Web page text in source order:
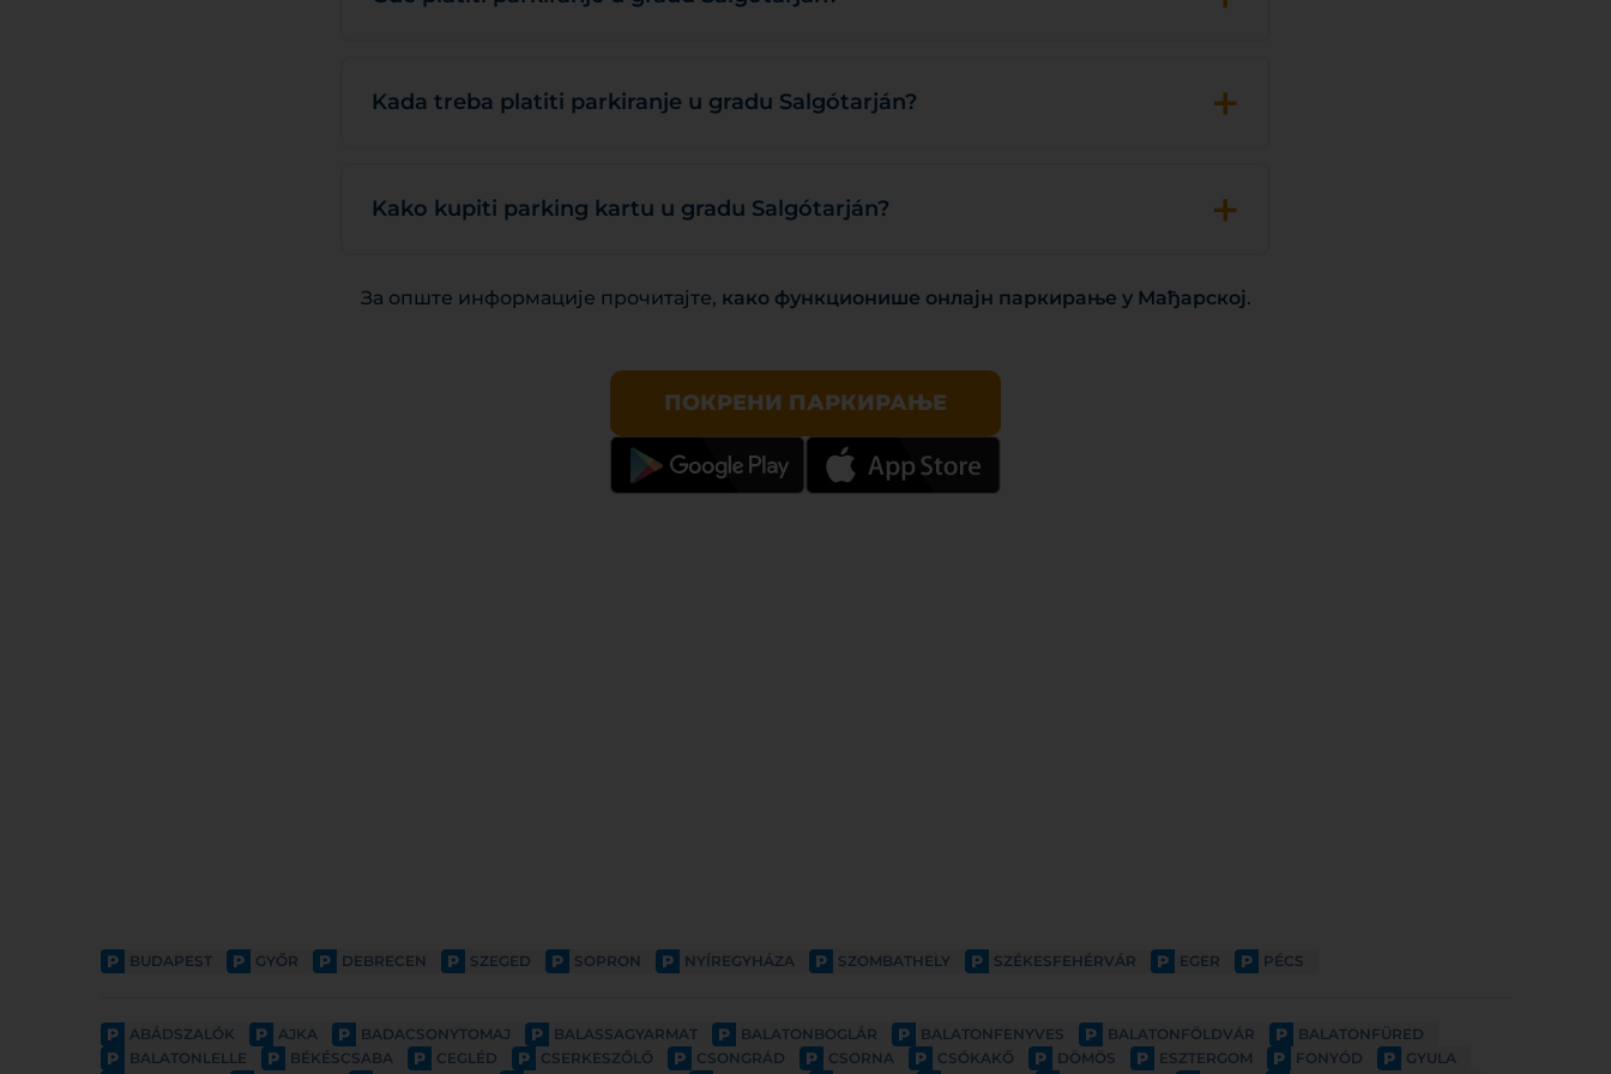
Kada treba platiti parkiranje u gradu Salgótarján? +
Kako kupiti parking kartu u gradu Salgótarján? +
За опште информације прочитајте, како функционише онлајн паркирање у Мађарској.
ПОКРЕНИ ПАРКИРАЊЕ
P BUDAPEST P GYŐR P DEBRECEN P SZEGED P SOPRON P NYÍREGYHÁZA P SZOMBATHELY P SZÉKESFEHÉRVÁR P EGER P PÉCS
P ABÁDSZALÓK P AJKA P BADACSONYTOMAJ P BALASSAGYARMAT P BALATONBOGLÁR P BALATONFENYVES P BALATONFÖLDVÁR P BALATONFÜRED
P BALATONLELLE P BÉKÉSCSABA P CEGLÉD P CSERKESZŐLŐ P CSONGRÁD P CSORNA P CSÓKAKŐ P DÖMÖS P ESZTERGOM P FONYÓD P GYULA